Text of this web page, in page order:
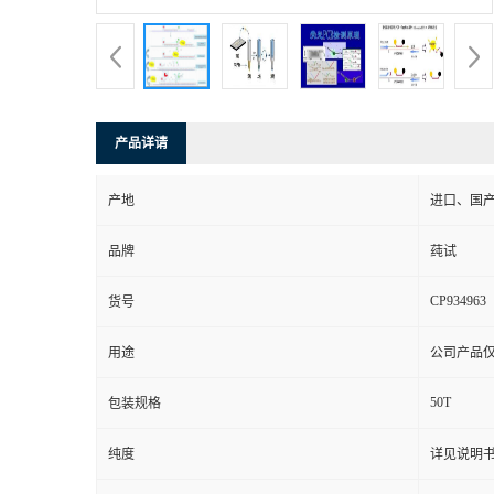
产品详请
产地 进口、国产
品牌 莼试
货号 CP934963
用途 公司产品
包装规格 50T
纯度 详见说明